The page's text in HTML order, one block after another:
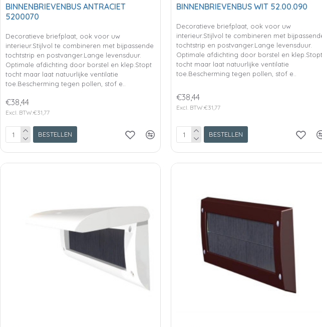
BINNENBRIEVENBUS ANTRACIET
5200070
Decoratieve briefplaat, ook voor uw
interieur.Stijlvol te combineren met bijpassende
tochtstrip en postvanger.Lange levensduur.
Optimale afdichting door borstel en klep.Stopt
tocht maar laat natuurlijke ventilatie
toe.Bescherming tegen pollen, stof e..
€38,44
Excl. BTW:€31,77
BESTELLEN
BINNENBRIEVENBUS WIT 52.00.090
Decoratieve briefplaat, ook voor uw
interieur.Stijlvol te combineren met
tochtstrip en postvanger.Lange levensduur.
Optimale afdichting door borstel en klep.Stopt
tocht maar laat natuurlijke ventilatie
toe.Bescherming tegen pollen, stof e..
€38,44
Excl. BTW:€31,77
BESTELLEN